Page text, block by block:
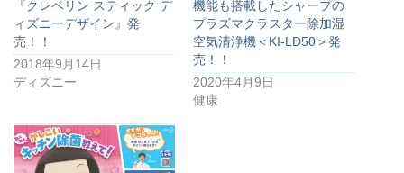
『クレベリン スティック デ
ィズニーデザイン』発
売！！
2018年9月14日
ディズニー
機能も搭載したシャープの
プラズマクラスター除加湿
空気清浄機＜KI-LD50＞発
売！！
2020年4月9日
健康